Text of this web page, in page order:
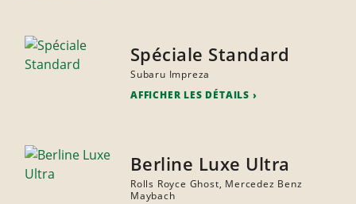
Spéciale Standard
Subaru Impreza
AFFICHER LES DÉTAILS
Berline Luxe Ultra
Rolls Royce Ghost, Mercedez Benz
Maybach